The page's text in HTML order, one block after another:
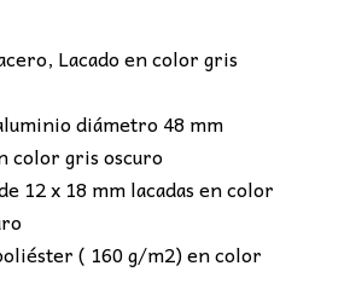
Lacado en color gris
diámetro 48 mm
color gris oscuro
12 x 18 mm lacadas en color
( 160 g/m2) en color